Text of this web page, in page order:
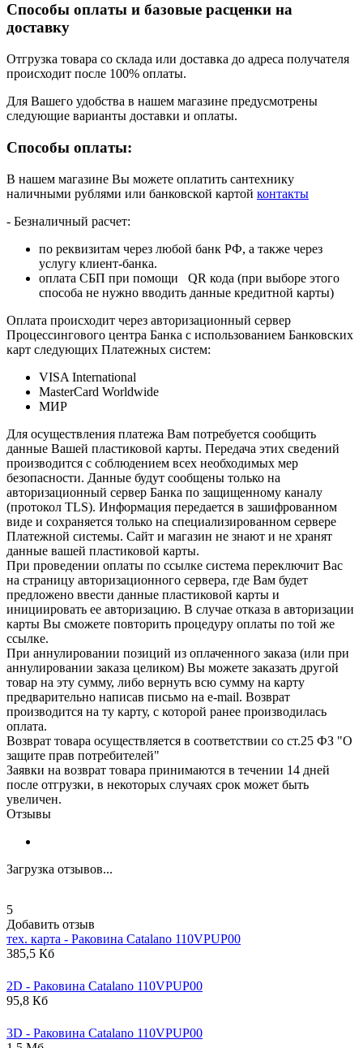
Способы оплаты и базовые расценки на
доставку
Отгрузка товара со склада или доставка до адреса получателя
происходит после 100% оплаты.
Для Вашего удобства в нашем магазине предусмотрены
следующие варианты доставки и оплаты.
Способы оплаты:
В нашем магазине Вы можете оплатить сантехнику
наличными рублями или банковской картой контакты
- Безналичный расчет:
по реквизитам через любой банк РФ, а также через
услугу клиент-банка.
оплата СБП при помощи QR кода (при выборе этого
способа не нужно вводить данные кредитной карты)
Оплата происходит через авторизационный сервер
Процессингового центра Банка с использованием Банковских
карт следующих Платежных систем:
VISA International
MasterCard Worldwide
МИР
Для осуществления платежа Вам потребуется сообщить
данные Вашей пластиковой карты. Передача этих сведений
производится с соблюдением всех необходимых мер
безопасности. Данные будут сообщены только на
авторизационный сервер Банка по защищенному каналу
(протокол TLS). Информация передается в зашифрованном
виде и сохраняется только на специализированном сервере
Платежной системы. Сайт и магазин не знают и не хранят
данные вашей пластиковой карты.
При проведении оплаты по ссылке система переключит Вас
на страницу авторизационного сервера, где Вам будет
предложено ввести данные пластиковой карты и
инициировать ее авторизацию. В случае отказа в авторизации
карты Вы сможете повторить процедуру оплаты по той же
ссылке.
При аннулировании позиций из оплаченного заказа (или при
аннулировании заказа целиком) Вы можете заказать другой
товар на эту сумму, либо вернуть всю сумму на карту
предварительно написав письмо на e-mail. Возврат
производится на ту карту, с которой ранее производилась
оплата.
Возврат товара осуществляется в соответствии со ст.25 ФЗ "О
защите прав потребителей"
Заявки на возврат товара принимаются в течении 14 дней
после отгрузки, в некоторых случаях срок может быть
увеличен.
Отзывы
Загрузка отзывов...
5
Добавить отзыв
тех. карта - Раковина Catalano 110VPUP00
385,5 Кб
2D - Раковина Catalano 110VPUP00
95,8 Кб
3D - Раковина Catalano 110VPUP00